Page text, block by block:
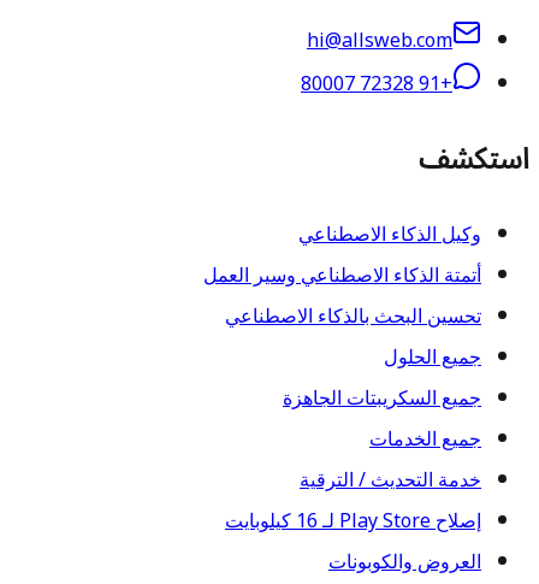
hi@allsweb.com
+91 72328 80007
استكشف
وكيل الذكاء الاصطناعي
أتمتة الذكاء الاصطناعي وسير العمل
تحسين البحث بالذكاء الاصطناعي
جميع الحلول
جميع السكريبتات الجاهزة
جميع الخدمات
خدمة التحديث / الترقية
إصلاح Play Store لـ 16 كيلوبايت
العروض والكوبونات